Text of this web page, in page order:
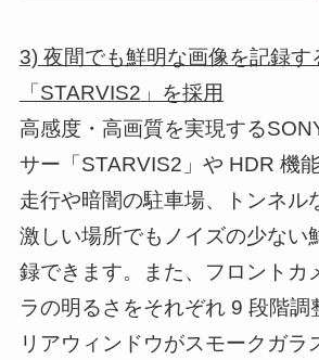
3) 夜間でも鮮明な画像を記録す
「STARVIS2」を採用
高感度・高画質を実現する
サー「STARVIS2」や HDR 機
走行や暗闇の駐車場、トンネル
激しい場所でもノイズの少ない
録できます。また、フロントカ
ラの明るさをそれぞれ 9 段階調
リアウィンドウがスモークガラ